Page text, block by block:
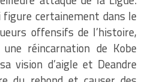
certainement dans le
offensifs de l’histoire,
réincarnation de Kobe
vision d’aigle et Deandre